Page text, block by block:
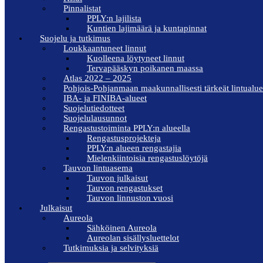
Pinnalistat
PPLY:n lajilista
Kuntien lajimäärä ja kuntapinnat
Suojelu ja tutkimus
Loukkaantuneet linnut
Kuolleena löytyneet linnut
Tervapääskyn poikanen maassa
Atlas 2022 – 2025
Pohjois-Pohjanmaan maakunnallisesti tärkeät
IBA- ja FINIBA-alueet
Suojelutiedotteet
Suojelulausunnot
Rengastustoiminta PPLY:n alueella
Rengastusprojekteja
PPLY:n alueen rengastajia
Mielenkiintoisia rengastuslöytöjä
Tauvon lintuasema
Tauvon julkaisut
Tauvon rengastukset
Tauvon linnuston vuosi
Julkaisut
Aureola
Sähköinen Aureola
Aureolan sisällysluettelot
Tutkimuksia ja selvityksiä